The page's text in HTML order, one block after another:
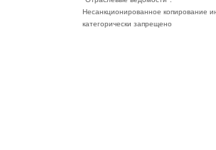
Несанкционированное копирование
категорически запрещено